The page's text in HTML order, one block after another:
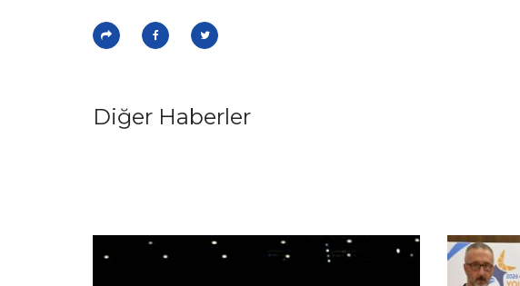
Diğer Haberler